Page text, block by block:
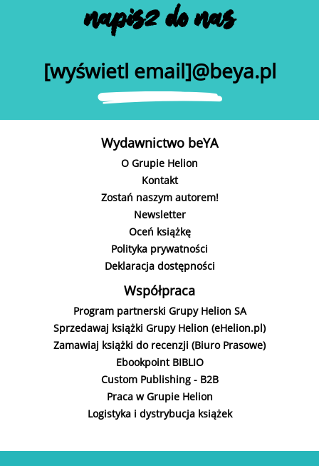
napisz do nas
[wyświetl email]@beya.pl
Wydawnictwo beYA
O Grupie Helion
Kontakt
Zostań naszym autorem!
Newsletter
Oceń książkę
Polityka prywatności
Deklaracja dostępności
Współpraca
Program partnerski Grupy Helion SA
Sprzedawaj książki Grupy Helion (eHelion.pl)
Zamawiaj książki do recenzji (Biuro Prasowe)
Ebookpoint BIBLIO
Custom Publishing - B2B
Praca w Grupie Helion
Logistyka i dystrybucja książek